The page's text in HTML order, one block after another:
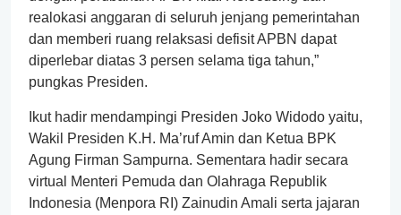
realokasi anggaran di seluruh jenjang pemerintahan
dan memberi ruang relaksasi defisit APBN dapat
diperlebar diatas 3 persen selama tiga tahun,”
pungkas Presiden.
Ikut hadir mendampingi Presiden Joko Widodo yaitu,
Wakil Presiden K.H. Ma’ruf Amin dan Ketua BPK
Agung Firman Sampurna. Sementara hadir secara
virtual Menteri Pemuda dan Olahraga Republik
Indonesia (Menpora RI) Zainudin Amali serta jajaran